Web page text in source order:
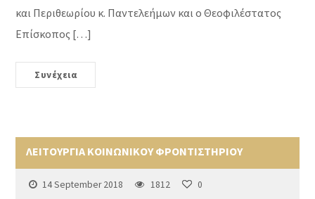
και Περιθεωρίου κ. Παντελεήμων και ο Θεοφιλέστατος
Επίσκοπος […]
Συνέχεια
ΛΕΙΤΟΥΡΓΙΑ ΚΟΙΝΩΝΙΚΟΥ ΦΡΟΝΤΙΣΤΗΡΙΟΥ
14 September 2018 1812
0